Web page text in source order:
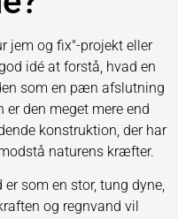
jem og fix"-projekt eller
idé at forstå, hvad en
som en pæn afslutning
er den meget mere end
konstruktion, der har
naturens kræfter.
som en stor, tung dyne,
og regnvand vil